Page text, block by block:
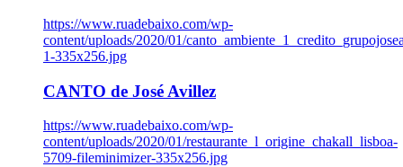
https://www.ruadebaixo.com/wp-
content/uploads/2020/01/
1-335x256.jpg
CANTO de José Avillez
https://www.ruadebaixo.com/wp-
content/uploads/2020/01/restaurante_l_origine_chakall_lisboa-
5709-fileminimizer-335x256.jpg